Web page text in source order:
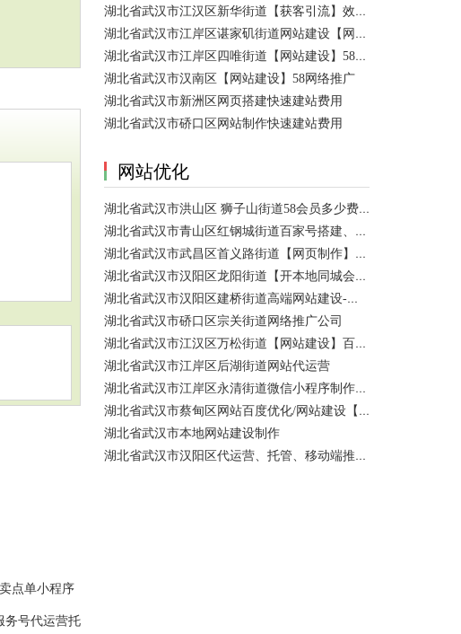
点单小程序
务号代运营托
湖北省武汉市江汉区新华街道【获客引流】效果好价格便宜网络推广营销宣传公司
湖北省武汉市江岸区谌家矶街道网站建设【网页制作】网站维护-网站改版
湖北省武汉市江岸区四唯街道【网站建设】58网络推广
湖北省武汉市汉南区【网站建设】58网络推广
湖北省武汉市新洲区网页搭建快速建站费用
湖北省武汉市硚口区网站制作快速建站费用
网站优化
湖北省武汉市洪山区 狮子山街道58会员多少费用？ 咨询服务
湖北省武汉市青山区红钢城街道百家号搭建、设置、代运营 咨询服务
湖北省武汉市武昌区首义路街道【网页制作】网站维护-网站改版
湖北省武汉市汉阳区龙阳街道【开本地同城会员推广】百度推广费用 咨询服务
湖北省武汉市汉阳区建桥街道高端网站建设-百家号注册、蓝V认证
湖北省武汉市硚口区宗关街道网络推广公司
湖北省武汉市江汉区万松街道【网站建设】百度关键词优化排名
湖北省武汉市江岸区后湖街道网站代运营
湖北省武汉市江岸区永清街道微信小程序制作公司
湖北省武汉市蔡甸区网站百度优化/网站建设【400电话申请】
湖北省武汉市本地网站建设制作
湖北省武汉市汉阳区代运营、托管、移动端推广公司【网站建设一条龙】